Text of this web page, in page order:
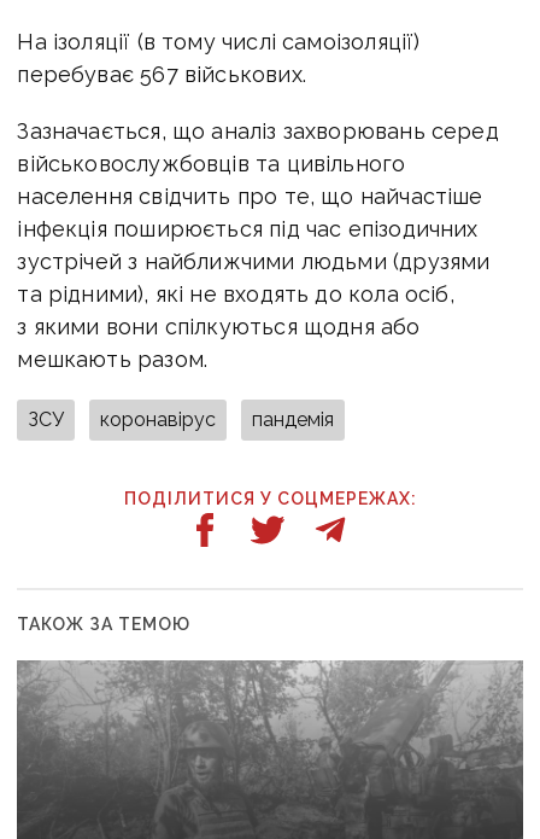
На ізоляції (в тому числі самоізоляції)
перебуває 567 військових.
Зазначається, що аналіз захворювань серед
військовослужбовців та цивільного
населення свідчить про те, що найчастіше
інфекція поширюється під час епізодичних
зустрічей з найближчими людьми (друзями
та рідними), які не входять до кола осіб,
з якими вони спілкуються щодня або
мешкають разом.
ЗСУ коронавірус пандемія
ПОДІЛИТИСЯ У СОЦМЕРЕЖАХ:
ТАКОЖ ЗА ТЕМОЮ